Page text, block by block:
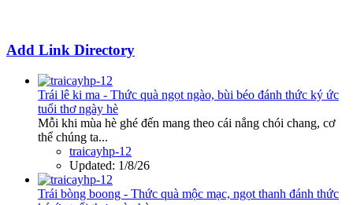
Add Link Directory
Trái lê ki ma - Thức quà ngọt ngào, bùi béo đánh thức ký ức
tuổi thơ ngày hè
Mỗi khi mùa hè ghé đến mang theo cái nắng chói chang, cơ
thể chúng ta...
traicayhp-12
Updated: 1/8/26
Trái bòng boong - Thức quà mộc mạc, ngọt thanh đánh thức